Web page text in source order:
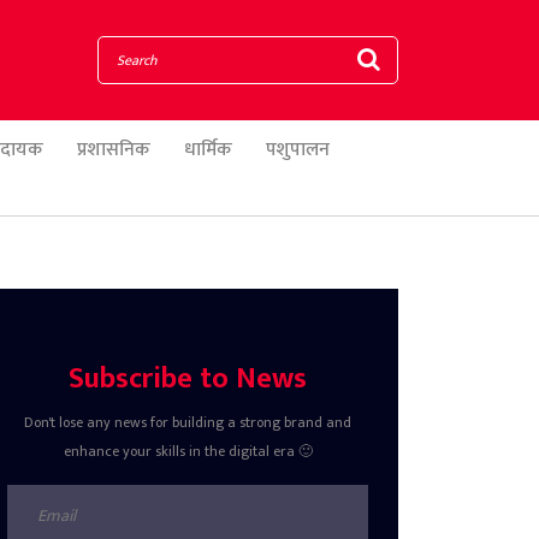
प्रशासनिक धार्मिक
पशुपालन
Subscribe to News
Don't lose any news for building a strong brand and
enhance your skills in the digital era 🙂